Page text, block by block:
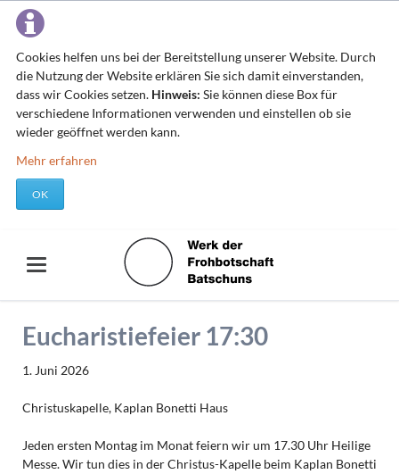
Cookies helfen uns bei der Bereitstellung unserer Website. Durch
die Nutzung der Website erklären Sie sich damit einverstanden,
dass wir Cookies setzen. Hinweis: Sie können diese Box für
verschiedene Informationen verwenden und einstellen ob sie
wieder geöffnet werden kann.
Mehr erfahren
OK
Eucharistiefeier 17:30
1. Juni 2026
Christuskapelle, Kaplan Bonetti Haus
Jeden ersten Montag im Monat feiern wir um 17.30 Uhr Heilige
Messe. Wir tun dies in der Christus-Kapelle beim Kaplan Bonetti